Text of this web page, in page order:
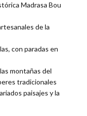
Madrasa Bou
de la
con paradas en
montañas del
tradicionales
paisajes y la